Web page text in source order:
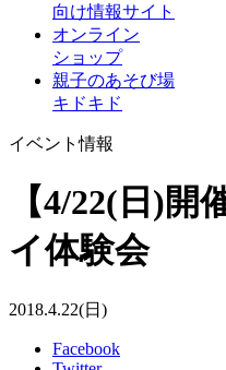
向け情報サイト
オンライン
ショップ
親子のあそび場
キドキド
イベント情報
【4/22(日)開
イ体験会
2018.4.22(日)
Facebook